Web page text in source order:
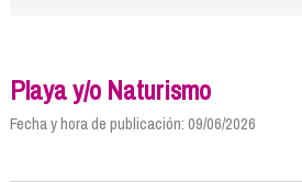
Playa y/o Naturismo
Fecha y hora de publicación: 09/06/2026